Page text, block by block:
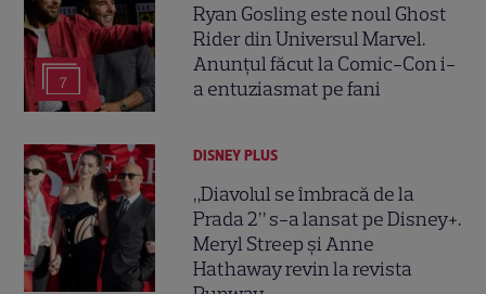
7
Ryan Gosling este noul Ghost
Rider din Universul Marvel.
Anunțul făcut la Comic-Con i-
a entuziasmat pe fani
DISNEY PLUS
„Diavolul se îmbracă de la
Prada 2” s-a lansat pe Disney+.
Meryl Streep și Anne
Hathaway revin la revista